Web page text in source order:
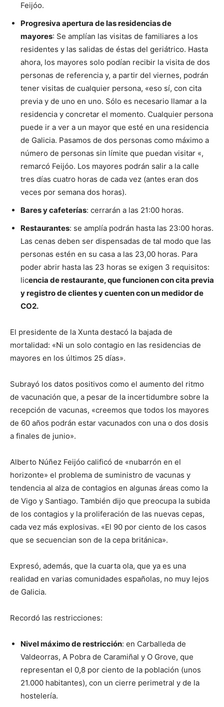
Feijóo.
Progresiva apertura de las residencias de
mayores: Se amplían las visitas de familiares a los
residentes y las salidas de éstas del geriátrico. Hasta
ahora, los mayores solo podían recibir la visita de dos
personas de referencia y, a partir del viernes, podrán
tener visitas de cualquier persona, «eso sí, con cita
previa y de uno en uno. Sólo es necesario llamar a la
residencia y concretar el momento. Cualquier persona
puede ir a ver a un mayor que esté en una residencia
de Galicia. Pasamos de dos personas como máximo a
número de personas sin límite que puedan visitar «,
remarcó Feijóo. Los mayores podrán salir a la calle
tres días cuatro horas de cada vez (antes eran dos
veces por semana dos horas).
Bares y cafeterías: cerrarán a las 21:00 horas.
Restaurantes: se amplía podrán hasta las 23:00 horas.
Las cenas deben ser dispensadas de tal modo que las
personas estén en su casa a las 23,00 horas. Para
poder abrir hasta las 23 horas se exigen 3 requisitos:
licencia de restaurante, que funcionen con cita previa
y registro de clientes y cuenten con un medidor de
CO2.
El presidente de la Xunta destacó la bajada de
mortalidad: «Ni un solo contagio en las residencias de
mayores en los últimos 25 días».
Subrayó los datos positivos como el aumento del ritmo
de vacunación que, a pesar de la incertidumbre sobre la
recepción de vacunas, «creemos que todos los mayores
de 60 años podrán estar vacunados con una o dos dosis
a finales de junio».
Alberto Núñez Feijóo calificó de «nubarrón en el
horizonte» el problema de suministro de vacunas y
tendencia al alza de contagios en algunas áreas como la
de Vigo y Santiago. También dijo que preocupa la subida
de los contagios y la proliferación de las nuevas cepas,
cada vez más explosivas. «El 90 por ciento de los casos
que se secuencian son de la cepa británica».
Expresó, además, que la cuarta ola, que ya es una
realidad en varias comunidades españolas, no muy lejos
de Galicia.
Recordó las restricciones:
Nivel máximo de restricción: en Carballeda de
Valdeorras, A Pobra de Caramiñal y O Grove, que
representan el 0,8 por ciento de la población (unos
21.000 habitantes), con un cierre perimetral y de la
hostelería.